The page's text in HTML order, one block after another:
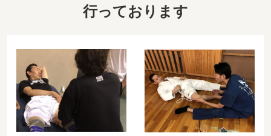
行っております